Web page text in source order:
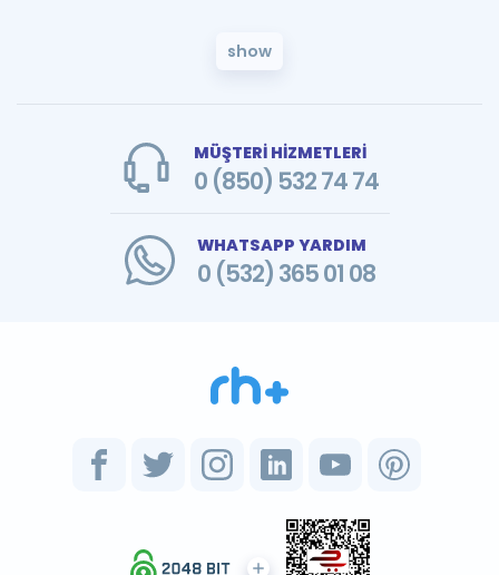
show
MÜŞTERİ HİZMETLERİ
0 (850) 532 74 74
WHATSAPP YARDIM
0 (532) 365 01 08